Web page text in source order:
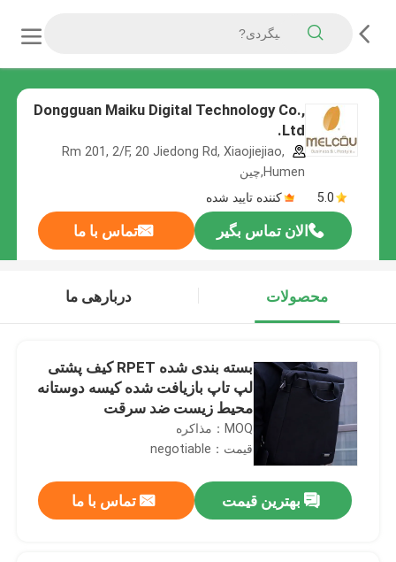
Dongguan Maiku Digital Technology Co.,
Ltd.
Rm 201, 2/F, 20 Jiedong Rd, Xiaojiejiao,
Humen,چین
5.0
کننده تایید شده
الان تماس بگیر تماس با ما
محصولات دربارهی ما
بسته بندی شده RPET کیف پشتی
لپ تاپ بازیافت شده کیسه دوستانه
محیط زیست ضد سرقت
MOQ：مذاکره
قیمت：negotiable
بهترین قیمت تماس با ما